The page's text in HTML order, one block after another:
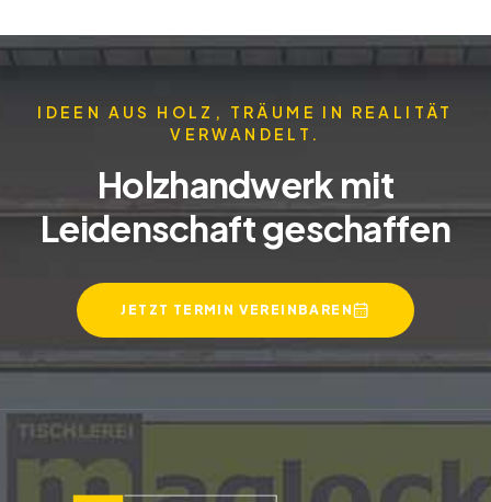
IDEEN AUS HOLZ, TRÄUME IN REALITÄT
VERWANDELT.
Holzhandwerk mit
Leidenschaft geschaffen
JETZT TERMIN VEREINBAREN